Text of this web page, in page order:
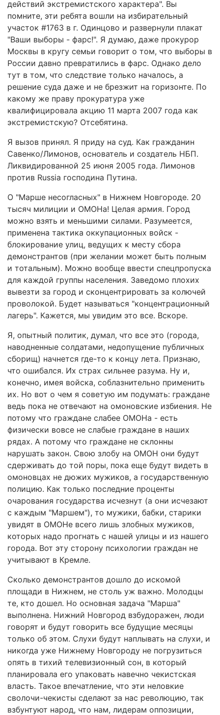
действий экстремистского характера". Вы
помните, эти ребята вошли на избирательный
участок #1763 в г. Одинцово и развернули плакат
"Ваши выборы - фарс!". Я думаю, даже прокурор
Москвы в кругу семьи говорит о том, что выборы в
России давно превратились в фарс. Однако дело
тут в том, что следствие только началось, а
решение суда даже и не брезжит на горизонте. По
какому же праву прокуратура уже
квалифицировала акцию 11 марта 2007 года как
экстремистскую? Отсебятина.
Я вызов принял. Я приду на суд. Как гражданин
Савенко/Лимонов, основатель и создатель НБП.
Ликвидированной 25 июня 2005 года. Лимонов
против Russia господина Путина.
О "Марше несогласных" в Нижнем Новгороде. 20
тысяч милиции и ОМОНа! Целая армия. Город
можно взять и меньшими силами. Разумеется,
применена тактика оккупационных войск -
блокирование улиц, ведущих к месту сбора
демонстрантов (при желании может быть полным
и тотальным). Можно вообще ввести спецпропуска
для каждой группы населения. Заведомо плохих
вывезти за город и сконцентрировать за колючей
проволокой. Будет называться "концентрационный
лагерь". Кажется, мы увидим это все. Вскоре.
Я, опытный политик, думал, что все это (города,
наводненные солдатами, недопущение публичных
сборищ) начнется где-то к концу лета. Признаю,
что ошибался. Их страх сильнее разума. Ну и,
конечно, имея войска, соблазнительно применить
их. Но вот о чем я советую им подумать: граждане
ведь пока не отвечают на омоновские избиения. Не
потому что граждане слабее ОМОНа - есть
физически вовсе не слабые граждане в наших
рядах. А потому что граждане не склонны
нарушать закон. Свою злобу на ОМОН они будут
сдерживать до той поры, пока еще будут видеть в
омоновцах не дюжих мужиков, а государственную
полицию. Как только последние проценты
очарования государства исчезнут (а они исчезают
с каждым "Маршем"), то мужики, бабки, старики
увидят в ОМОНе всего лишь злобных мужиков,
которых надо прогнать с нашей улицы и из нашего
города. Вот эту сторону психологии граждан не
учитывают в Кремле.
Сколько демонстрантов дошло до искомой
площади в Нижнем, не столь уж важно. Молодцы
те, кто дошел. Но основная задача "Марша"
выполнена. Нижний Новгород взбудоражен, люди
говорят и будут говорить все будущие месяцы
только об этом. Слухи будут наплывать на слухи, и
никогда уже Нижнему Новгороду не погрузиться
опять в тихий телевизионный сон, в который
планировала его упаковать навечно чекистская
власть. Такое впечатление, что эти неловкие
сволочи-чекисты сделают за нас революцию, так
взбунтуют народ, что нам, лидерам оппозиции,